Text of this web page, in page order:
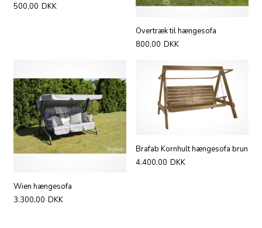
500,00 DKK
Overtræk til hængesofa
800,00 DKK
Wien hængesofa
3.300,00 DKK
Brafab Kornhult hængesofa brun
4.400,00 DKK